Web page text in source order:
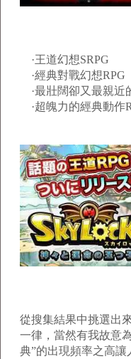
·王道幻想SRPG
·經典對戰幻想RPG
·最壯闊卻又最親近
·超魄力的經典動作
從搜集結果中挑選出
一律，當然有我故意
典”的出現頻率之高